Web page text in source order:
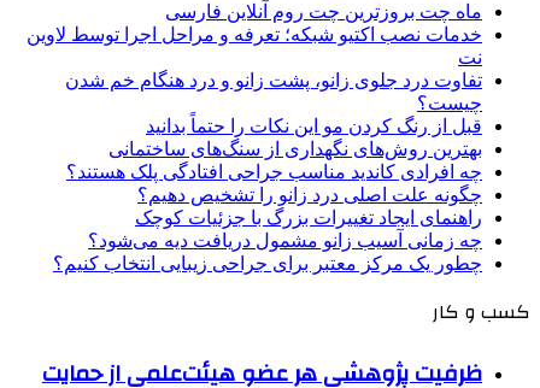
ماه چت بروزترین چت روم آنلاین فارسی
خدمات نصب اکتیو شبکه؛ تعرفه و مراحل اجرا توسط لاوین
نت
تفاوت درد جلوی زانو، پشت زانو و درد هنگام خم شدن
چیست؟
قبل از رنگ کردن مو این نکات را حتماً بدانید
بهترین روش‌های نگهداری از سنگ‌های ساختمانی
چه افرادی کاندید مناسب جراحی افتادگی پلک هستند؟
چگونه علت اصلی درد زانو را تشخیص دهیم؟
راهنمای ایجاد تغییرات بزرگ با جزئیات کوچک
چه زمانی آسیب زانو مشمول دریافت دیه می‌شود؟
چطور یک مرکز معتبر برای جراحی زیبایی انتخاب کنیم؟
کسب و کار
ظرفیت پژوهشی هر عضو هیئت‌علمی از حمایت